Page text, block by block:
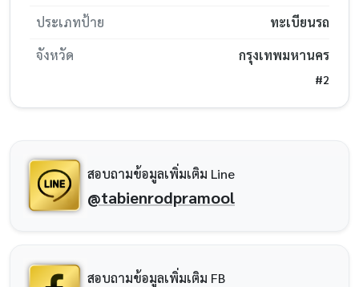
ประเภทป้าย
ทะเบียนรถ
จังหวัด
กรุงเทพมหานคร
#2
สอบถามข้อมูลเพิ่มเติม Line
@tabienrodpramool
สอบถามข้อมูลเพิ่มเติม FB